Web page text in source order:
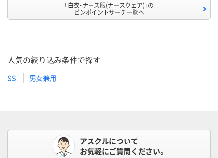
「白衣・ナース服(ナースウェア)」の
ピンポイントサーチ一覧へ
人気の絞り込み条件で探す
SS 男女兼用
アスクルについて
お気軽にご質問ください。